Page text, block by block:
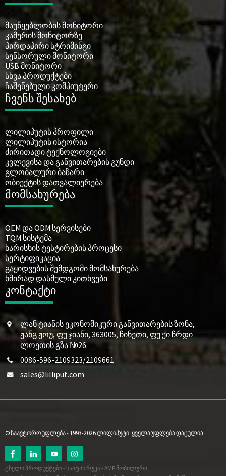
მაუწყებლობის მონიტორი
კამერის მონიტორზე
პირდაპირი სტრიმინგი
სენსორული მონიტორი
USB მონიტორი
სხვა პროდუქტები
ჩაშენებული კომპიუტერი
ჩვენს შესახებ
ლილიპუტის პროფილი
ლილიპუტის ისტორია
ძირითადი ტექნოლოგიები
კვლევისა და განვითარების გუნდი
გლობალური ბაზარი
ობიექტის დათვალიერება
მომსახურება
OEM და ODM სერვისები
TQM სისტემა
ხარისხის ტესტირების პროცესი
სერტიფიკაცია
გაყიდვების შემდგომი მომსახურება
ხშირად დასმული კითხვები
კონტაქტი
ლან ტიანის ეკონომიკური განვითარების ზონა,
ჟანგ ჟოუ, ფუ ჯიანი, 363005, ჩინეთი, ფუ ქი ჩრდი
ლოეთის გზა №26
0086-596-2109323/2109661
sales@lilliput.com
© საავტორო უფლება - 1993-2026 ლილიპუტი: ყველა უფლება დაცულია.
ცხელი პროდუქტები- საიტის რუკა- AMP მობილური